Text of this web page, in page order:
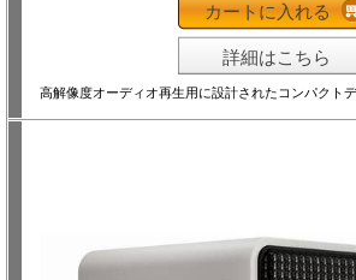
カートに入れる
詳細はこちら
高解像度オーディオ再生用に設計されたコンパクト